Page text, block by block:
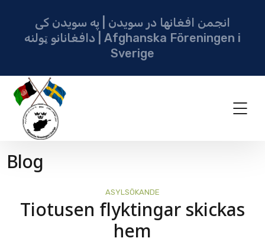
انجمن افغانها در سویدن | په سویدن کی
دافغانانو ټولنه | Afghanska Föreningen i
Sverige
Blog
ASYLSÖKANDE
Tiotusen flyktingar skickas
hem